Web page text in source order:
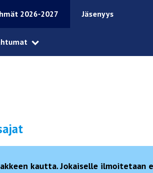
2026-2027 Jäsenyys
kautta. Jokaiselle ilmoitetaan